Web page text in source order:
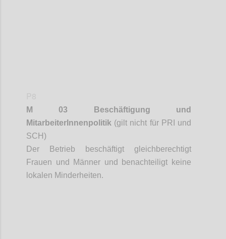
M 03 Beschäftigung und
MitarbeiterInnenpolitik (gilt nicht für PRI und
SCH)
Der Betrieb beschäftigt gleichberechtigt
Frauen und Männer und benachteiligt keine
lokalen Minderheiten.